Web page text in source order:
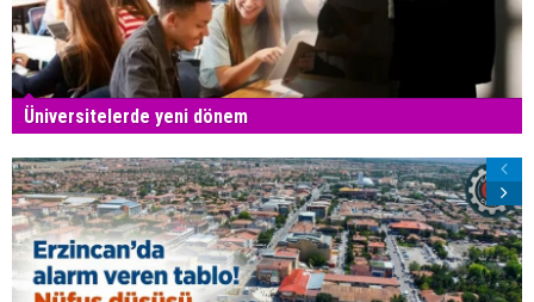
Üniversitelerde yeni dönem